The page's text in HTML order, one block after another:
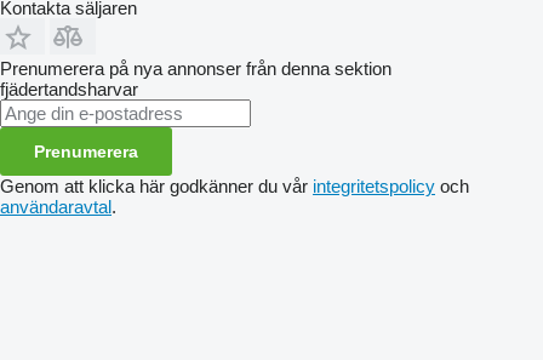
Kontakta säljaren
Prenumerera på nya annonser från denna sektion
fjädertandsharvar
Prenumerera
Genom att klicka här godkänner du vår integritetspolicy och
användaravtal.